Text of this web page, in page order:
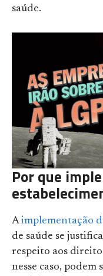
saúde.
Por que
Aimplementação
de saúde se
respeito aos
nesse caso, podem